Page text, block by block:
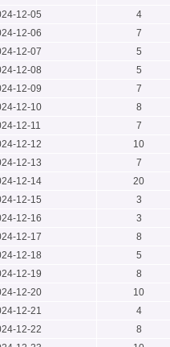
12-05
4
12-06
7
12-07
5
12-08
5
12-09
7
12-10
8
12-11
7
12-12
10
12-13
7
12-14
20
12-15
3
12-16
3
12-17
8
12-18
5
12-19
8
12-20
10
12-21
4
12-22
8